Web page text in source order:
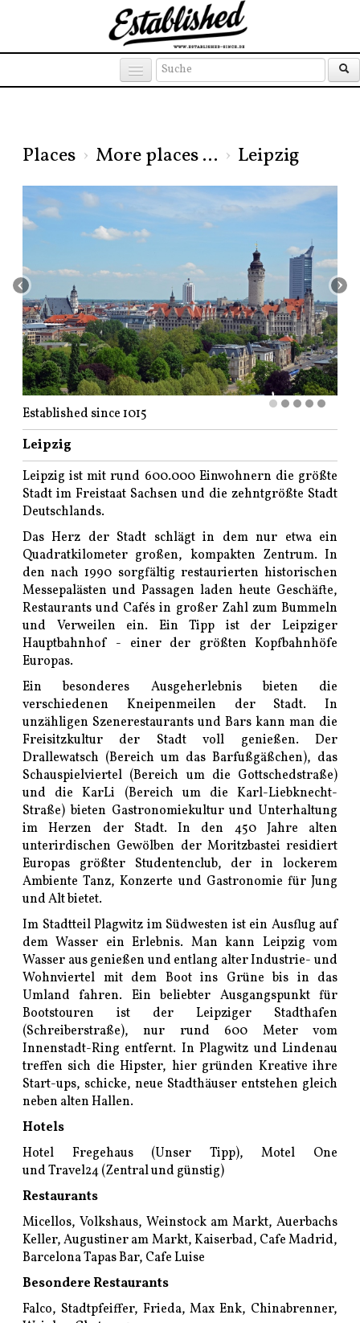
Places › More places ... › Leipzig
‹ ›
Established since 1015
Leipzig
Leipzig ist mit rund 600.000 Einwohnern die größte
Stadt im Freistaat Sachsen und die zehntgrößte Stadt
Deutschlands.
Das Herz der Stadt schlägt in dem nur etwa ein
Quadratkilometer großen, kompakten Zentrum. In
den nach 1990 sorgfältig restaurierten historischen
Messepalästen und Passagen laden heute Geschäfte,
Restaurants und Cafés in großer Zahl zum Bummeln
und Verweilen ein. Ein Tipp ist der Leipziger
Hauptbahnhof - einer der größten Kopfbahnhöfe
Europas.
Ein besonderes Ausgeherlebnis bieten die
verschiedenen Kneipenmeilen der Stadt. In
unzähligen Szenerestaurants und Bars kann man die
Freisitzkultur der Stadt voll genießen. Der
Drallewatsch (Bereich um das Barfußgäßchen), das
Schauspielviertel (Bereich um die Gottschedstraße)
und die KarLi (Bereich um die Karl-Liebknecht-
Straße) bieten Gastronomiekultur und Unterhaltung
im Herzen der Stadt. In den 450 Jahre alten
unterirdischen Gewölben der Moritzbastei residiert
Europas größter Studentenclub, der in lockerem
Ambiente Tanz, Konzerte und Gastronomie für Jung
und Alt bietet.
Im Stadtteil Plagwitz im Südwesten ist ein Ausflug auf
dem Wasser ein Erlebnis. Man kann Leipzig vom
Wasser aus genießen und entlang alter Industrie- und
Wohnviertel mit dem Boot ins Grüne bis in das
Umland fahren. Ein beliebter Ausgangspunkt für
Bootstouren ist der Leipziger Stadthafen
(Schreiberstraße), nur rund 600 Meter vom
Innenstadt-Ring entfernt. In Plagwitz und Lindenau
treffen sich die Hipster, hier gründen Kreative ihre
Start-ups, schicke, neue Stadthäuser entstehen gleich
neben alten Hallen.
Hotels
Hotel Fregehaus(Unser Tipp), Motel One
undTravel24(Zentral und günstig)
Restaurants
Micellos, Volkshaus, Weinstock am Markt, Auerbachs
Keller,Augustiner am Markt,Kaiserbad, Cafe Madrid,
Barcelona Tapas Bar, Cafe Luise
Besondere Restaurants
Falco, Stadtpfeiffer, Frieda,Max Enk, Chinabrenner,